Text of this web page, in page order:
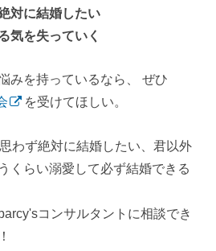
対に結婚したい
気を失っていく
みを持っているなら、 ぜひ
を受けてほしい。
わず絶対に結婚したい、君以外
くらい溺愛して必ず結婚できる
コンサルタントに相談でき